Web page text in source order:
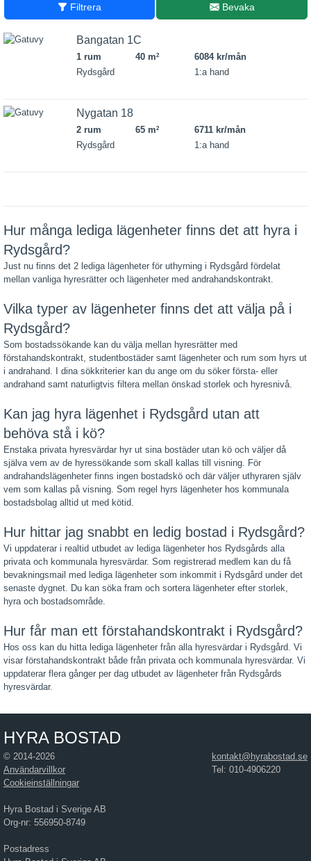
Filtrera Bevaka
Bangatan 1C
1 rum 40 m2
6084 kr/mån
Rydsgård
1:a hand
Nygatan 18
2 rum 65 m2
6711 kr/mån
Rydsgård
1:a hand
Hur många lediga lägenheter finns det att hyra i
Rydsgård?
Just nu finns det 2 lediga lägenheter för uthyrning i Rydsgård fördelat
mellan vanliga hyresrätter och lägenheter med andrahandskontrakt.
Vilka typer av lägenheter finns det att välja på i
Rydsgård?
Som bostadssökande kan du välja mellan hyresrätter med
förstahandskontrakt, studentbostäder samt lägenheter och rum som hyrs ut
i andrahand. I dina sökkriterier kan du ange om du söker första- eller
andrahand samt naturligtvis filtera mellan önskad storlek och hyresnivå.
Kan jag hyra lägenhet i Rydsgård utan att
behöva stå i kö?
Enstaka privata hyresvärdar hyr ut sina bostäder utan kö och väljer då
själva vem av de hyressökande som skall kallas till visning. För
andrahandslägenheter finns ingen bostadskö och där väljer uthyraren själv
vem som kallas på visning. Som regel hyrs lägenheter hos kommunala
bostadsbolag alltid ut med kötid.
Hur hittar jag snabbt en ledig bostad i Rydsgård?
Vi uppdaterar i realtid utbudet av lediga lägenheter hos Rydsgårds alla
privata och kommunala hyresvärdar. Som registrerad medlem kan du få
bevakningsmail med lediga lägenheter som inkommit i Rydsgård under det
senaste dygnet. Du kan söka fram och sortera lägenheter efter storlek,
hyra och bostadsområde.
Hur får man ett förstahandskontrakt i Rydsgård?
Hos oss kan du hitta lediga lägenheter från alla hyresvärdar i Rydsgård. Vi
visar förstahandskontrakt både från privata och kommunala hyresvärdar. Vi
uppdaterar flera gånger per dag utbudet av lägenheter från Rydsgårds
hyresvärdar.
HYRA BOSTAD
kontakt@hyrabostad.se
Tel: 010-4906220
© 2014-2026
Användarvillkor
Cookieinställningar
Hyra Bostad i Sverige AB
Org-nr: 556950-8749
Postadress